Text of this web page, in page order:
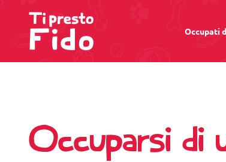
Occupati
Occuparsi di